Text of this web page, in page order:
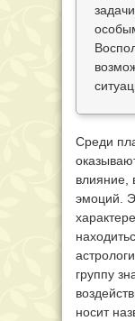
Среди
влияние,
эмоций.
группу
носит